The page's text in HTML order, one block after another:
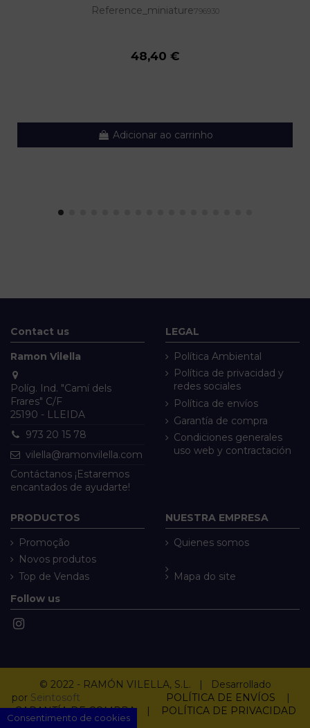
Reference_miniature796930
48,40 €
Adicionar ao carrinho
Contact us
Ramon Vilella
Políg. Ind. "Camí dels
Frares" C/F
25190 - LLEIDA
973 20 15 78
vilella@ramonvilella.com
Contáctanos ¡Estaremos
encantados de ayudarte!
LEGAL
Política Ambiental
Política de privacidad y
redes sociales
Política de envíos
Garantía de compra
Condiciones generales
uso web y contractación
PRODUCTOS
Promoção
Novos produtos
Top de Vendas
NUESTRA EMPRESA
Quienes somos
Mapa do site
Follow us
© 2022 - RAMÓN VILELLA, S.L. | Desarrollado
por Seintosoft POLÍTICA DE ENVÍOS
|
GARANTÍA DE COMPRA| POLÍTICA DE PRIVACIDAD
Consentimento de cookies